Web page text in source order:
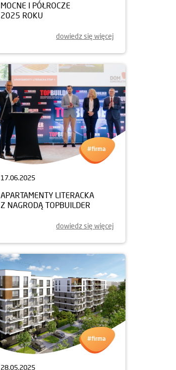
MOCNE I PÓŁROCZE
2025 ROKU
dowiedz się więcej
17.06.2025
APARTAMENTY LITERACKA
Z NAGRODĄ TOPBUILDER
dowiedz się więcej
28.05.2025